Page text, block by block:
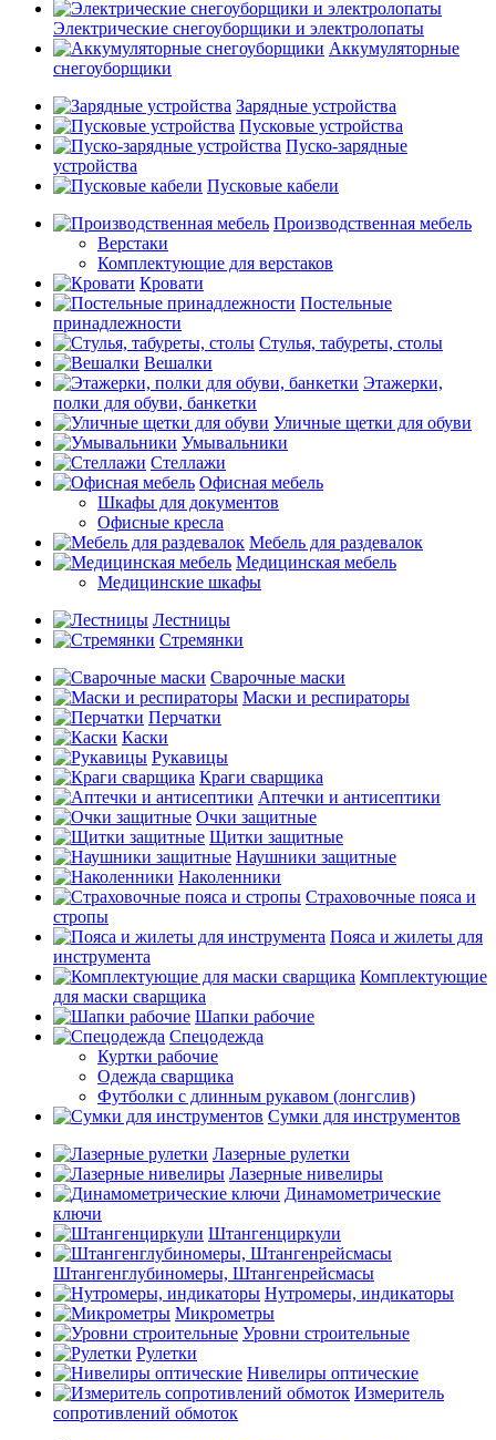
Электрические снегоуборщики и электролопаты
Аккумуляторные
снегоуборщики
Зарядные устройства
Пусковые устройства
Пуско-зарядные
устройства
Пусковые кабели
Производственная мебель
Верстаки
Комплектующие для верстаков
Кровати
Постельные
принадлежности
Стулья, табуреты, столы
Вешалки
Этажерки,
полки для обуви, банкетки
Уличные щетки для обуви
Умывальники
Стеллажи
Офисная мебель
Шкафы для документов
Офисные кресла
Мебель для раздевалок
Медицинская мебель
Медицинские шкафы
Лестницы
Стремянки
Сварочные маски
Маски и респираторы
Перчатки
Каски
Рукавицы
Краги сварщика
Аптечки и антисептики
Очки защитные
Щитки защитные
Наушники защитные
Наколенники
Страховочные пояса и
стропы
Пояса и жилеты для
инструмента
Комплектующие
для маски сварщика
Шапки рабочие
Спецодежда
Куртки рабочие
Одежда сварщика
Футболки с длинным рукавом (лонгслив)
Сумки для инструментов
Лазерные рулетки
Лазерные нивелиры
Динамометрические
ключи
Штангенциркули
Штангенглубиномеры, Штангенрейсмасы
Нутромеры, индикаторы
Микрометры
Уровни строительные
Рулетки
Нивелиры оптические
Измеритель
сопротивлений обмоток